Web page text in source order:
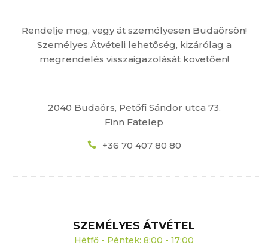
Rendelje meg, vegy át személyesen Budaörsön!
Személyes Átvételi lehetőség, kizárólag a
megrendelés visszaigazolását követően!
2040 Budaörs, Petőfi Sándor utca 73.
Finn Fatelep
+36 70 407 80 80
SZEMÉLYES ÁTVÉTEL
Hétfő - Péntek: 8:00 - 17:00